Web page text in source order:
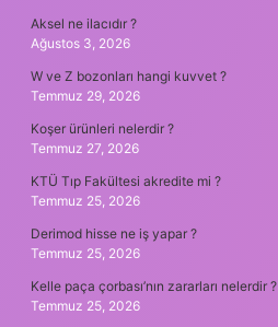
Aksel ne ilacıdır ?
Ağustos 3, 2026
W ve Z bozonları hangi kuvvet ?
Temmuz 29, 2026
Koşer ürünleri nelerdir ?
Temmuz 27, 2026
KTÜ Tıp Fakültesi akredite mi ?
Temmuz 25, 2026
Derimod hisse ne iş yapar ?
Temmuz 25, 2026
Kelle paça çorbası’nın zararları nelerdir ?
Temmuz 25, 2026